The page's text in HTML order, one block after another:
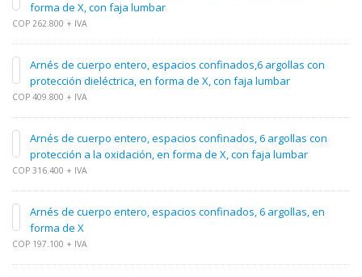
forma de X, con faja lumbar
COP 262.800 + IVA
Arnés de cuerpo entero, espacios confinados,6 argollas con
protección dieléctrica, en forma de X, con faja lumbar
COP 409.800 + IVA
Arnés de cuerpo entero, espacios confinados, 6 argollas con
protección a la oxidación, en forma de X, con faja lumbar
COP 316.400 + IVA
Arnés de cuerpo entero, espacios confinados, 6 argollas, en
forma de X
COP 197.100 + IVA